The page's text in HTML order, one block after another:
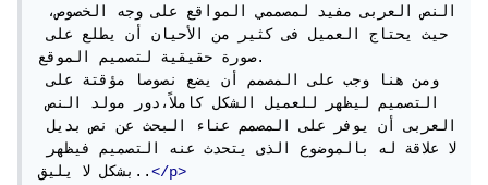
النص العربى مفيد لمصممي المواقع على وجه الخصوص،
حيث يحتاج العميل فى كثير من الأحيان أن يطلع على
صورة حقيقية لتصميم الموقع.
ومن هنا وجب على المصمم أن يضع نصوصا مؤقتة على
التصميم ليظهر للعميل الشكل كاملاً،دور مولد النص
العربى أن يوفر على المصمم عناء البحث عن نص بديل
بشكل لا يليق..</p>